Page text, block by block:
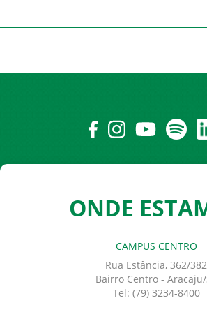
ONDE
CAMPUS CENTRO
Rua Estância, 362/382
Bairro Centro - Aracaju/
Tel: (79) 3234-8400